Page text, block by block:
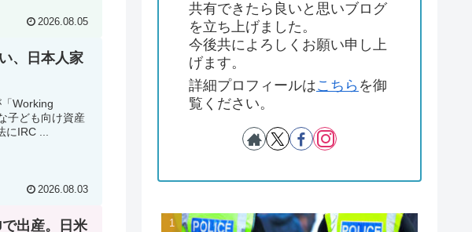
2026.08.05
、日本人家
Working
子ども向け資産
IRC ...
2026.08.03
出産。日米
共有できたら良いと思いブログ
を立ち上げました。
今後共によろしくお願い申し上
げます。
詳細プロフィールはこちら を御
覧ください。